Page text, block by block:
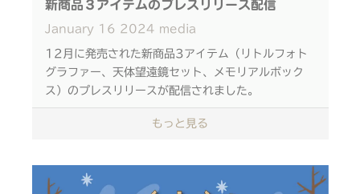
新商品３アイテムのプレスリリース配信
January 16 2024 media
12月に発売された新商品3アイテム（リトルフォト
グラファー、天体望遠鏡セット、メモリアルボック
ス）のプレスリリースが配信されました。
是非ご覧下さい
＜＜天体望遠鏡セット＞＞
もっと見る